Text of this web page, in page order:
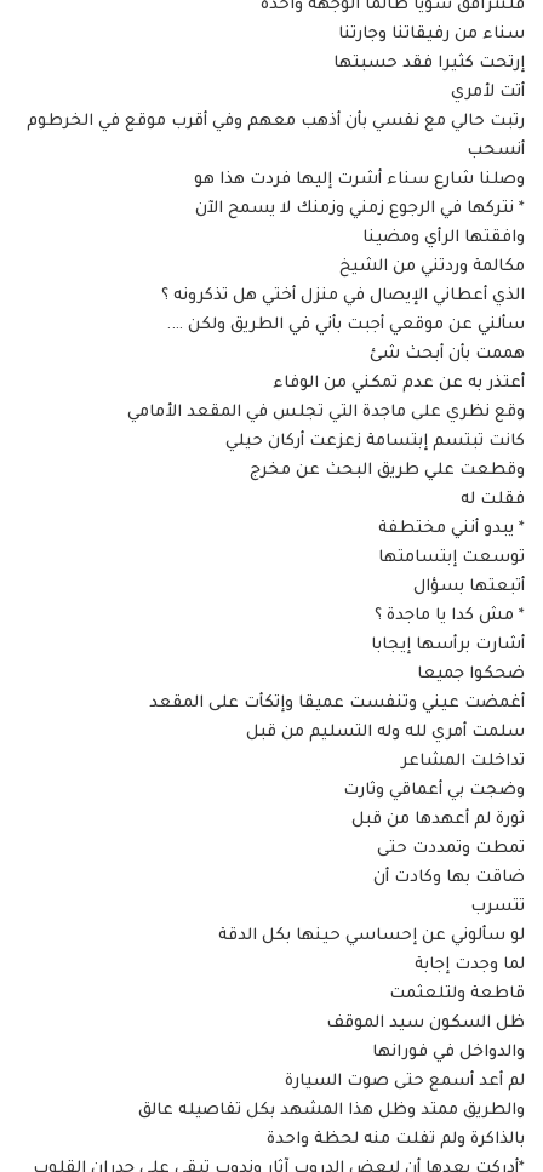
فلنترافق سويا طالما الوجهة واحدة
سناء من رفيقاتنا وجارتنا
إرتحت كثيرا فقد حسبتها
أتت لأمري
رتبت حالي مع نفسي بأن أذهب معهم وفي أقرب موقع في الخرطوم
أنسحب
وصلنا شارع سناء أشرت إليها فردت هذا هو
* نتركها في الرجوع زمني وزمنك لا يسمح الآن
وافقتها الرأي ومضينا
مكالمة وردتني من الشيخ
الذي أعطاني الإيصال في منزل أختي هل تذكرونه ؟
سألني عن موقعي أجبت بأني في الطريق ولكن ….
هممت بأن أبحث شئ
أعتذر به عن عدم تمكني من الوفاء
وقع نظري على ماجدة التي تجلس في المقعد الأمامي
كانت تبتسم إبتسامة زعزعت أركان حيلي
وقطعت علي طريق البحث عن مخرج
فقلت له
* يبدو أنني مختطفة
توسعت إبتسامتها
أتبعتها بسؤال
* مش كدا يا ماجدة ؟
أشارت برأسها إيجابا
ضحكوا جميعا
أغمضت عيني وتنفست عميقا وإتكأت على المقعد
سلمت أمري لله وله التسليم من قبل
تداخلت المشاعر
وضجت بي أعماقي وثارت
ثورة لم أعهدها من قبل
تمطت وتمددت حتى
ضاقت بها وكادت أن
تتسرب
لو سألوني عن إحساسي حينها بكل الدقة
لما وجدت إجابة
قاطعة ولتلعثمت
ظل السكون سيد الموقف
والدواخل في فورانها
لم أعد أسمع حتى صوت السيارة
والطريق ممتد وظل هذا المشهد بكل تفاصيله عالق
بالذاكرة ولم تفلت منه لحظة واحدة